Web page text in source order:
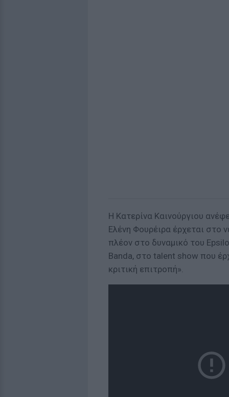
Η Κατερίνα Καινούργιου
Ελένη Φουρέιρα έρχεται στο
πλέον στο δυναμικό του
Banda, στο talent show που
κριτική επιτροπή».